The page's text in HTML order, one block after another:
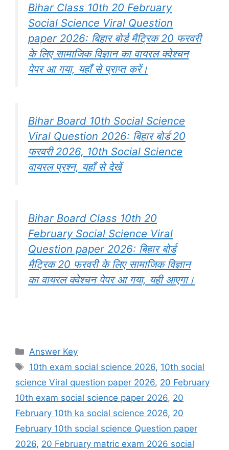
Bihar Class 10th 20 February
Social Science Viral Question
paper 2026: बिहार बोर्ड मैट्रिक 20 फरवरी
के लिए सामाजिक विज्ञान का वायरल क्वेश्चन
पेपर आ गया, यहाँ से प्राप्त करें।
Bihar Board 10th Social Science
Viral Question 2026: बिहार बोर्ड 20
फरवरी 2026, 10th Social Science
वायरल प्रश्न, यहाँ से देखें
Bihar Board Class 10th 20
February Social Science Viral
Question paper 2026: बिहार बोर्ड
मैट्रिक 20 फरवरी के लिए सामाजिक विज्ञान
का वायरल क्वेश्चन पेपर आ गया, यही आएगा।
Categories
Answer Key
Tags
10th exam social science 2026, 10th social
science Viral question paper 2026, 20 February
10th exam social science paper 2026, 20
February 10th ka social science 2026, 20
February 10th social science Question paper
2026, 20 February matric exam 2026 social